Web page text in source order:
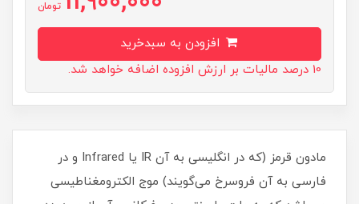
تومان
10 درصد مالیات بر ارزش افزوده اضافه خواهد شد.
مادون قرمز (که در انگلیسی به آن IR یا Infrared و در
فارسی به آن فروسرخ می‌گویند) موج الکترومغناطیسی